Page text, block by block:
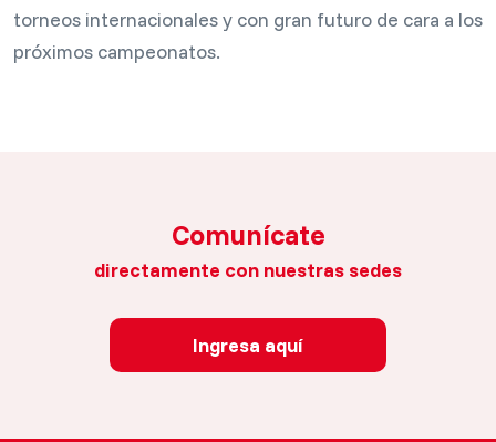
torneos internacionales y con gran futuro de cara a los
próximos campeonatos.
Comunícate
directamente con nuestras sedes
Ingresa aquí